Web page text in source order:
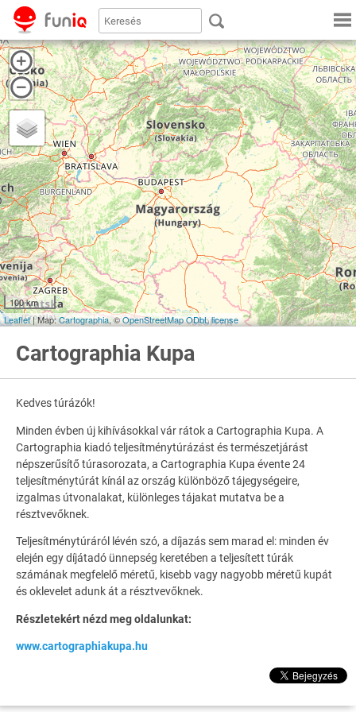
100 km
Leaflet| Map:Cartographia, ©OpenStreetMapODbL license
Cartographia Kupa
Kedves túrázók!
Minden évben új kihívásokkal vár rátok a Cartographia Kupa. A
Cartographia kiadó teljesítménytúrázást és természetjárást
népszerűsítő túrasorozata, a Cartographia Kupa évente 24
teljesítménytúrát kínál az ország különböző tájegységeire,
izgalmas útvonalakat, különleges tájakat mutatva be a
résztvevőknek.
Teljesítménytúráról lévén szó, a díjazás sem marad el: minden év
elején egy díjátadó ünnepség keretében a teljesített túrák
számának megfelelő méretű, kisebb vagy nagyobb méretű kupát
és oklevelet adunk át a résztvevőknek.
Részletekért nézd meg oldalunkat:
www.cartographiakupa.hu